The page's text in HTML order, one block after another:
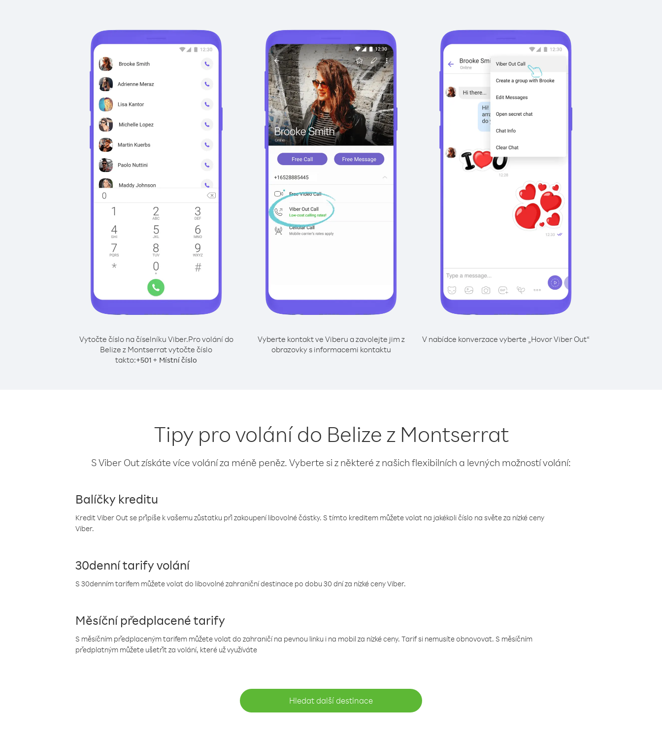
Vytočte číslo na číselníku Viber.Pro volání do
Belize z Montserrat vytočte číslo
takto:+501 + Místní číslo
Vyberte kontakt ve Viberu a zavolejte jim z
obrazovky s informacemi kontaktu
V nabídce konverzace vyberte „Hovor Viber Out“
Tipy pro volání do Belize z Montserrat
S Viber Out získáte více volání za méně peněz. Vyberte si z některé z našich flexibilních a levných možností volání:
Balíčky kreditu
Kredit Viber Out se připíše k vašemu zůstatku při zakoupení libovolné částky. S tímto kreditem můžete volat na jakékoli číslo na světe za nízké ceny
Viber.
30denní tarify volání
S 30denním tarifem můžete volat do libovolné zahraniční destinace po dobu 30 dní za nízké ceny Viber.
Měsíční předplacené tarify
S měsíčním předplaceným tarifem můžete volat do zahraničí na pevnou linku i na mobil za nízké ceny. Tarif si nemusíte obnovovat. S měsíčním
předplatným můžete ušetřit za volání, které už využíváte
Hledat další destinace